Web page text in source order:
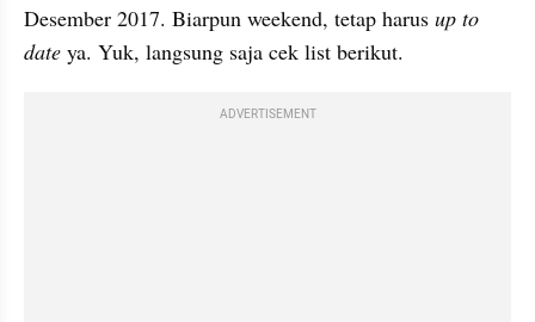
Desember 2017. Biarpun weekend, tetap harus up to
date ya. Yuk, langsung saja cek list berikut.
ADVERTISEMENT